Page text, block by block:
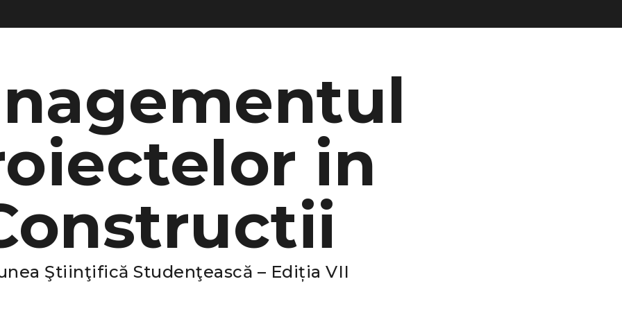
in
Ştiinţifică Studenţească – Ediția VII